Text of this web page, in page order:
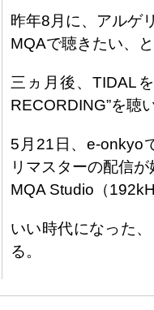
昨年8月に、アルゲ
MQAで聴きたい、
三ヵ月後、TIDAL
RECORDING”を聴
5月21日、e-onkyo
リマスターの配信
MQA Studio（
いい時代になった
る。